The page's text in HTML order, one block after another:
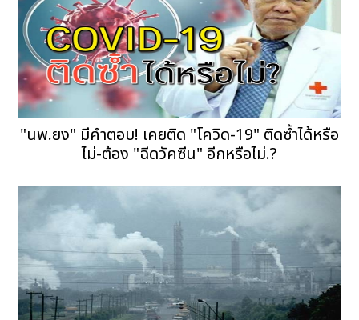
"นพ.ยง" มีคำตอบ! เคยติด "โควิด-19" ติดซ้ำได้หรือ
ไม่-ต้อง "ฉีดวัคซีน" อีกหรือไม่.?